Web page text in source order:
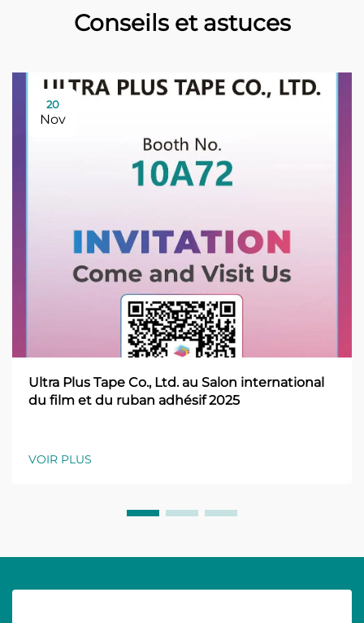
Conseils et astuces
20
Nov
Ultra Plus Tape Co., Ltd. au Salon international
du film et du ruban adhésif 2025
VOIR PLUS